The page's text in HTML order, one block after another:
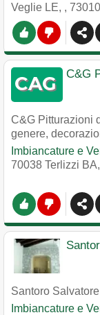
Veglie LE, , 73010
C&G
C&G Pitturazioni
genere,
Imbiancature e
70038 Terlizzi BA,
Santoro
Imbiancature e